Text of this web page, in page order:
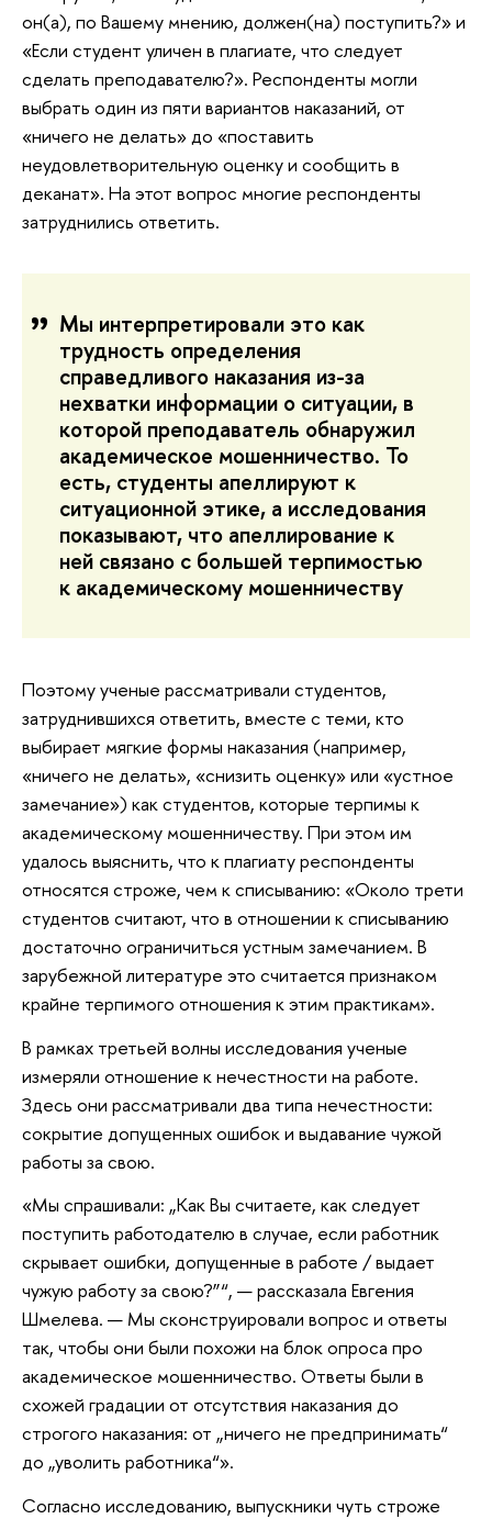
он(а), по Вашему мнению, должен(на) поступить?» и
«Если студент уличен в плагиате, что следует
сделать преподавателю?». Респонденты могли
выбрать один из пяти вариантов наказаний, от
«ничего не делать» до «поставить
неудовлетворительную оценку и сообщить в
деканат». На этот вопрос многие респонденты
затруднились ответить.
Мы интерпретировали это как
трудность определения
справедливого наказания из-за
нехватки информации о ситуации, в
которой преподаватель обнаружил
академическое мошенничество. То
есть, студенты апеллируют к
ситуационной этике, а исследования
показывают, что апеллирование к
ней связано с большей терпимостью
к академическому мошенничеству
Поэтому ученые рассматривали студентов,
затруднившихся ответить, вместе с теми, кто
выбирает мягкие формы наказания (например,
«ничего не делать», «снизить оценку» или «устное
замечание») как студентов, которые терпимы к
академическому мошенничеству. При этом им
удалось выяснить, что к плагиату респонденты
относятся строже, чем к списыванию: «Около трети
студентов считают, что в отношении к списыванию
достаточно ограничиться устным замечанием. В
зарубежной литературе это считается признаком
крайне терпимого отношения к этим практикам».
В рамках третьей волны исследования ученые
измеряли отношение к нечестности на работе.
Здесь они рассматривали два типа нечестности:
сокрытие допущенных ошибок и выдавание чужой
работы за свою.
«Мы спрашивали: „Как Вы считаете, как следует
поступить работодателю в случае, если работник
скрывает ошибки, допущенные в работе / выдает
чужую работу за свою?”“, — рассказала Евгения
Шмелева. — Мы сконструировали вопрос и ответы
так, чтобы они были похожи на блок опроса про
академическое мошенничество. Ответы были в
схожей градации от отсутствия наказания до
строгого наказания: от „ничего не предпринимать“
до „уволить работника“».
Согласно исследованию, выпускники чуть строже